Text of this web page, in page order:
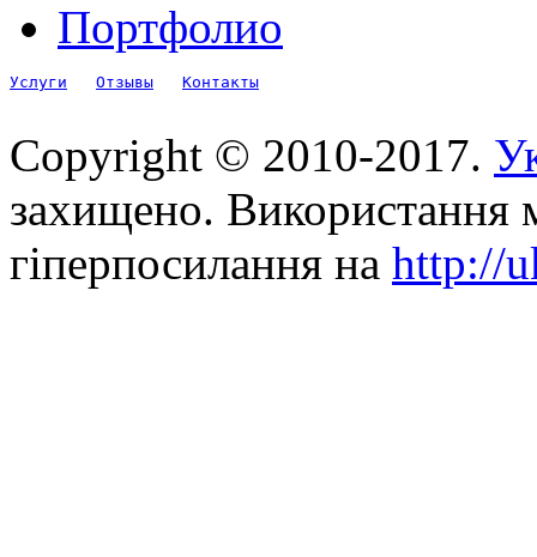
Портфолио
Услуги Отзывы Контакты
Copyright © 2010-2017.
захищено. Використання
гіперпосилання на http://